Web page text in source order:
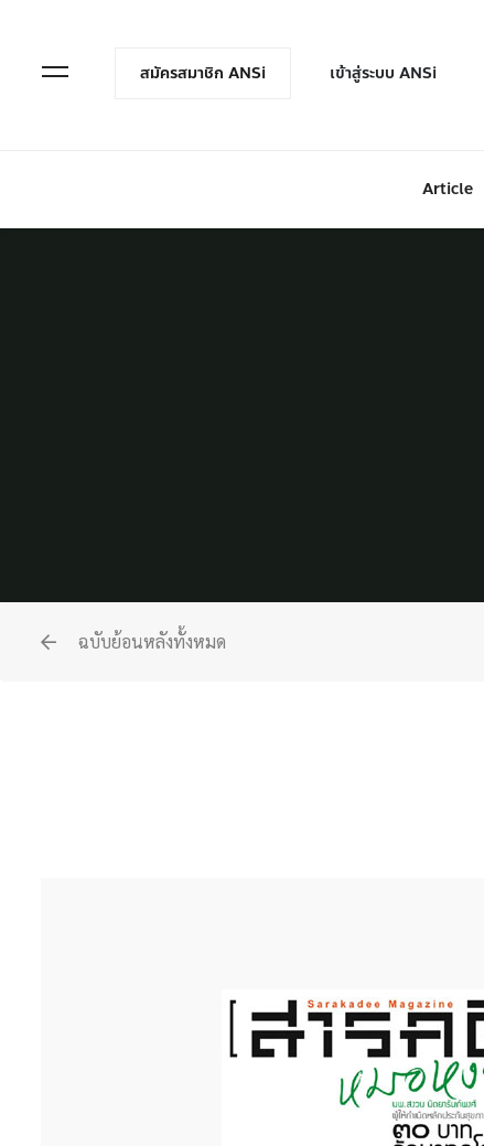
Open Menuสมัครสมาชิก ANSi เข้าสู่ระบบ ANSi
Article
ฉบับย้อนหลังทั้งหมด